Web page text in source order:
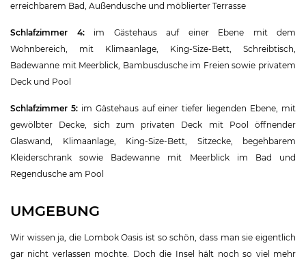
erreichbarem Bad, Außendusche und möblierter Terrasse
Schlafzimmer 4:im Gästehaus auf einer Ebene mit dem
Wohnbereich, mit Klimaanlage, King-Size-Bett, Schreibtisch,
Badewanne mit Meerblick, Bambusdusche im Freien sowie privatem
Deck und Pool
Schlafzimmer 5:im Gästehaus auf einer tiefer liegenden Ebene, mit
gewölbter Decke, sich zum privaten Deck mit Pool öffnender
Glaswand, Klimaanlage, King-Size-Bett, Sitzecke, begehbarem
Kleiderschrank sowie Badewanne mit Meerblick im Bad und
Regendusche am Pool
UMGEBUNG
Wir wissen ja, die Lombok Oasis ist so schön, dass man sie eigentlich
gar nicht verlassen möchte. Doch die Insel hält noch so viel mehr